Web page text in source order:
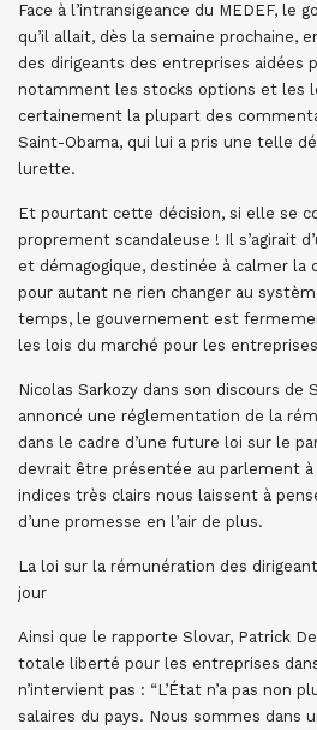
Face à l’intransigeance du MEDEF, le
qu’il allait, dès la semaine prochaine,
des dirigeants des entreprises aidées
notamment les stocks options et les
certainement la plupart des
Saint-Obama, qui lui a pris une telle
lurette.
Et pourtant cette décision, si elle se
proprement scandaleuse ! Il s’agirait
et démagogique, destinée à calmer la
pour autant ne rien changer au
temps, le gouvernement est
les lois du marché pour les
Nicolas Sarkozy dans son discours de
annoncé une réglementation de la
dans le cadre d’une future loi sur le
devrait être présentée au parlement
indices très clairs nous laissent à
d’une promesse en l’air de plus.
La loi sur la rémunération des
jour
Ainsi que le rapporte Slovar, Patrick
totale liberté pour les entreprises
n’intervient pas : “L’État n’a pas non
salaires du pays. Nous sommes dans